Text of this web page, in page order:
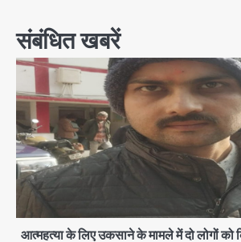
संबंधित खबरें
आत्महत्या के लिए उकसाने के मामले में दो लोगों को